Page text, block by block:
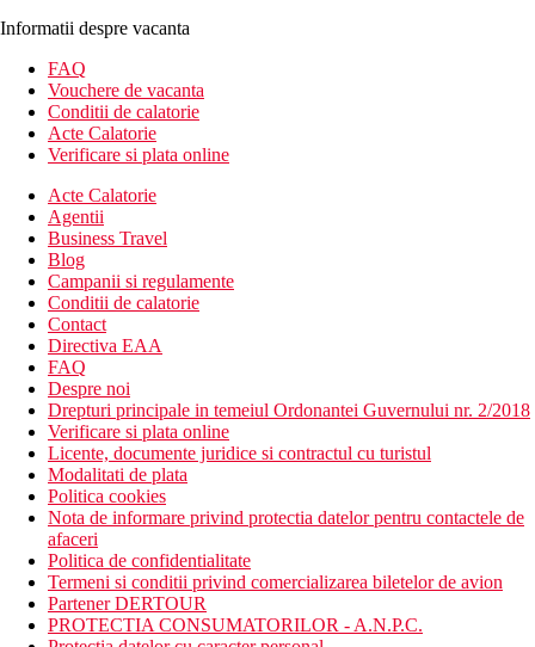
Informatii despre vacanta
FAQ
Vouchere de vacanta
Conditii de calatorie
Acte Calatorie
Verificare si plata online
Acte Calatorie
Agentii
Business Travel
Blog
Campanii si regulamente
Conditii de calatorie
Contact
Directiva EAA
FAQ
Despre noi
Drepturi principale in temeiul Ordonantei Guvernului nr. 2/2018
Verificare si plata online
Licente, documente juridice si contractul cu turistul
Modalitati de plata
Politica cookies
Nota de informare privind protectia datelor pentru contactele de
afaceri
Politica de confidentialitate
Termeni si conditii privind comercializarea biletelor de avion
Partener DERTOUR
PROTECTIA CONSUMATORILOR - A.N.P.C.